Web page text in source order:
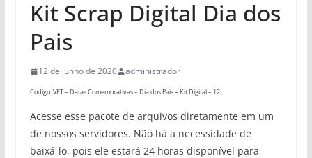
Kit Scrap Digital Dia dos
Pais
12 de junho de 2020 administrador
Código: VET – Datas Comemorativas – Dia dos Pais – Kit Digital – 12
Acesse esse pacote de arquivos diretamente em um
de nossos servidores. Não há a necessidade de
baixá-lo, pois ele estará 24 horas disponível para